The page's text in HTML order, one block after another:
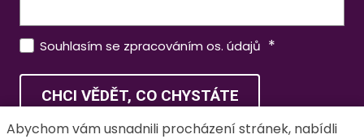
Souhlasím se zpracováním os. údajů *
CHCI VĚDĚT, CO CHYSTÁTE
Abychom vám usnadnili procházení stránek, nabídli